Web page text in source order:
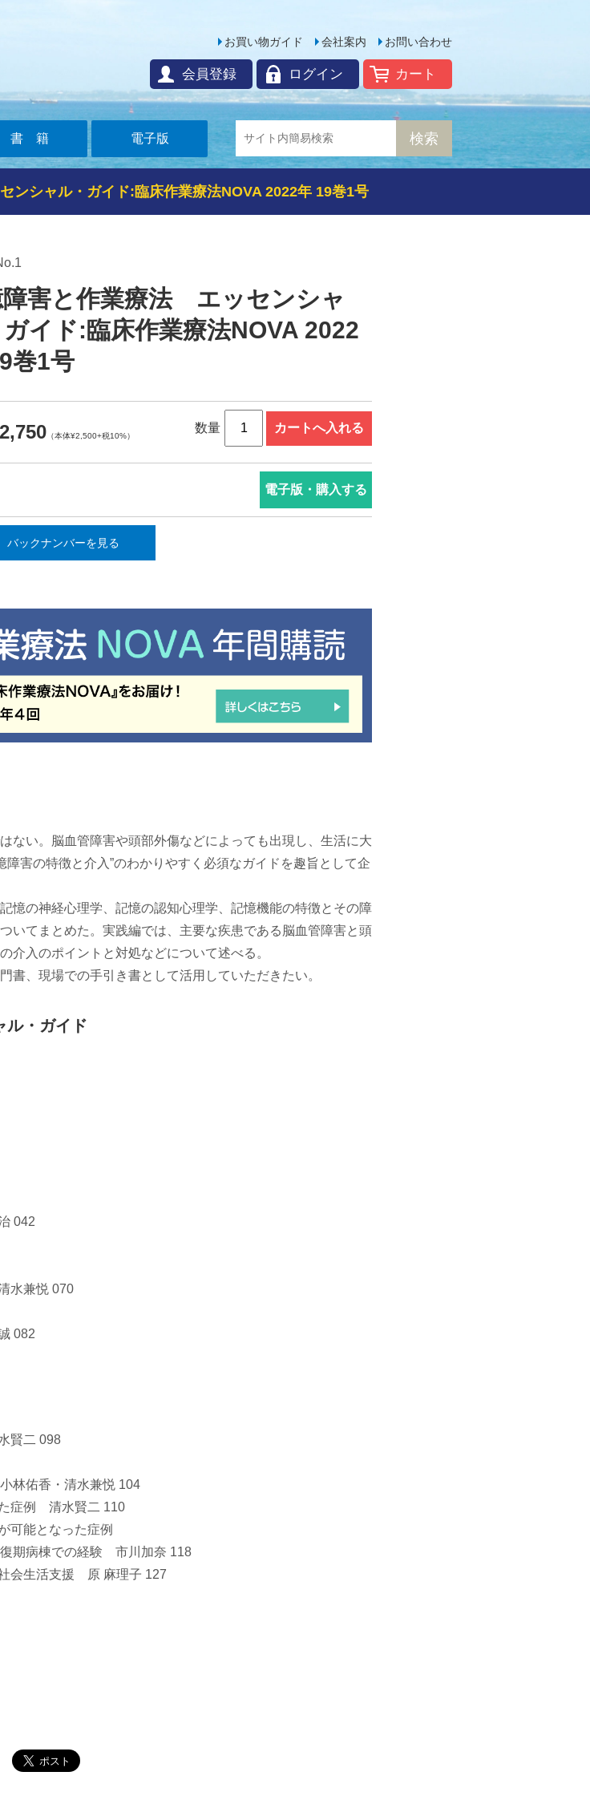
お問い合わせ
会社案内
お買い物ガイド
カート
ログイン
会員登録
書籍 電子版
ンシャル・ガイド:臨床作業療法NOVA 2022年 19巻1号
障害と作業療法 エッセンシャ
イド:臨床作業療法NOVA 2022
巻1号
（本体¥2,500+税10%）
数量
電子版・購入する
バックナンバーを見る
ない。脳血管障害や頭部外傷などによっても出現し、生活に大
害の特徴と介入”のわかりやすく必須なガイドを趣旨として企
憶の神経心理学、記憶の認知心理学、記憶機能の特徴とその障
いてまとめた。実践編では、主要な疾患である脳血管障害と頭
介入のポイントと対処などについて述べる。
書、現場での手引き書として活用していただきたい。
・ガイド
042
水兼悦 070
082
賢二 098
林佑香・清水兼悦 104
症例 清水賢二 110
可能となった症例
期病棟での経験 市川加奈 118
会生活支援 原 麻理子 127